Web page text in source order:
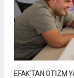
EFAK’TAN OTİZM